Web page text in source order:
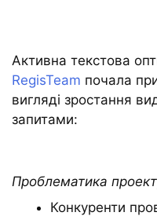
Активна текстова
RegisTeam почала
вигляді зростання
запитами:
Проблематика
Конкуренти